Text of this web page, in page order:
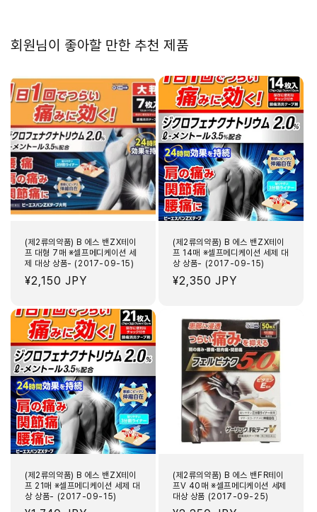
상
(2017-
09-
15)
수
량
줄
임
상
(2017-
09-
15)
수
량
늘
림
회원님이 좋아할 만한 추천 제품
(제2류의약품) B 에스 밴ZX테이
프 대형 7매 ※셀프메디케이션 세
제 대상 상품- (2017-09-15)
정
¥2,150 JPY
(제2류의약품) B 에스 밴ZX테이
프 14매 ※셀프메디케이션 세제 대
상 상품- (2017-09-15)
정
¥2,350 JPY
(제2류의약품) B 에스 밴ZX테이
프 21매 ※셀프메디케이션 세제 대
상 상품- (2017-09-15)
(제2류의약품) B 에스 밴FR테이
프V 40매 ※셀프메디케이션 세제
대상 상품 (2017-09-25)